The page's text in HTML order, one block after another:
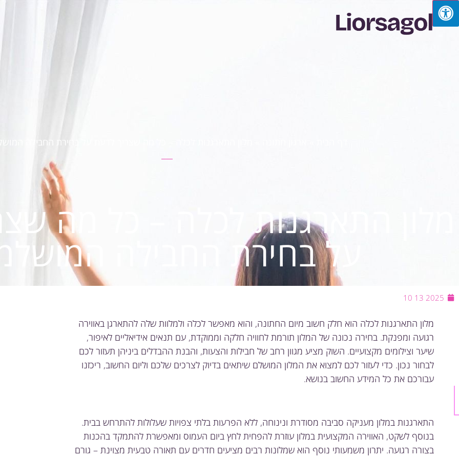
מלון התארגנות לכלה – כל מה שצריך לדעת על בחירת החבילה
מלון התארגנות לכלה – כל מה
על בחירת החבילה
2025 13 10
מלון התארגנות לכלה הוא חלק חשוב מיום החתונה, והוא מאפשר לכלה ולמלוות שלה להתארגן באווירה
רגועה ומפנקת. בחירה נכונה של המלון תורמת לחוויה חלקה וממוקדת, עם תנאים אידיאליים לאיפור,
שיער וצילומים מקצועיים. השוק מציע מגוון רחב של חבילות והצעות, והבנת ההבדלים ביניהן תעזור לכם
לבחור נכון. כדי לעזור לכם למצוא את המלון המושלם שיתאים בדיוק לצרכים שלכם וליום החשוב, ריכזנו
עבורכם את כל המידע החשוב בנושא.
התארגנות במלון מעניקה סביבה מסודרת ונינוחה, ללא הפרעות בלתי צפויות שעלולות להתרחש בבית.
בנוסף לשקט, האווירה המקצועית במלון עוזרת להפחית לחץ ביום העמוס ומאפשרת להתמקד בהכנות
בצורה רגועה. יתרון משמעותי נוסף הוא שמלונות רבים מציעים חדרים עם תאורה טבעית מצוינת – גורם